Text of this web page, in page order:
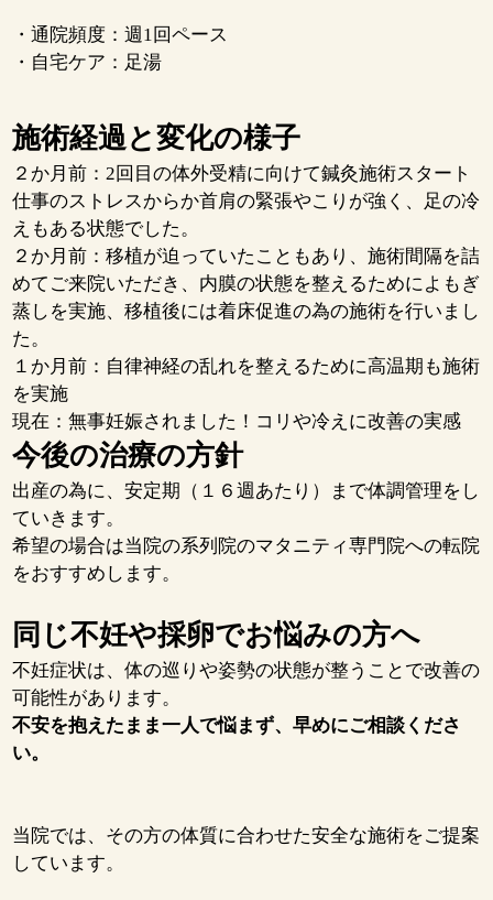
・通院頻度：週1回ペース
・自宅ケア：足湯
施術経過と変化の様子
２か月前：2回目の体外受精に向けて鍼灸施術スタート
仕事のストレスからか首肩の緊張やこりが強く、足の冷
えもある状態でした。
２か月前：移植が迫っていたこともあり、施術間隔を詰
めてご来院いただき、内膜の状態を整えるためによもぎ
蒸しを実施、移植後には着床促進の為の施術を行いまし
た。
１か月前：自律神経の乱れを整えるために高温期も施術
を実施
現在：無事妊娠されました！コリや冷えに改善の実感
今後の治療の方針
出産の為に、安定期（１６週あたり）まで体調管理をし
ていきます。
希望の場合は当院の系列院のマタニティ専門院への転院
をおすすめします。
同じ不妊や採卵でお悩みの方へ
不妊症状は、体の巡りや姿勢の状態が整うことで改善の
可能性があります。
不安を抱えたまま一人で悩まず、早めにご相談くださ
い。
当院では、その方の体質に合わせた安全な施術をご提案
しています。